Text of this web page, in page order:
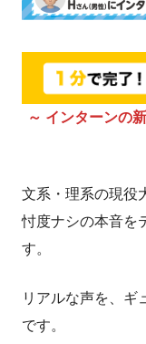
～ インターンの
文系・理系の現役
忖度ナシの本音を
す。
リアルな声を、ギ
です。